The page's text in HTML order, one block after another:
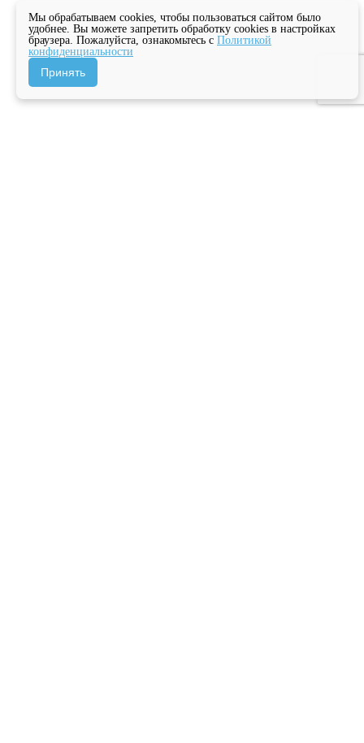
Мы обрабатываем cookies, чтобы пользоваться сайтом было
удобнее. Вы можете запретить обработку cookies в настройках
браузера. Пожалуйста, ознакомьтесь с Политикой
конфиденциальности
Принять